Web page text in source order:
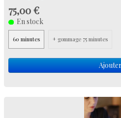
75,00 €
En stock
60 minutes + gommage 75 minutes